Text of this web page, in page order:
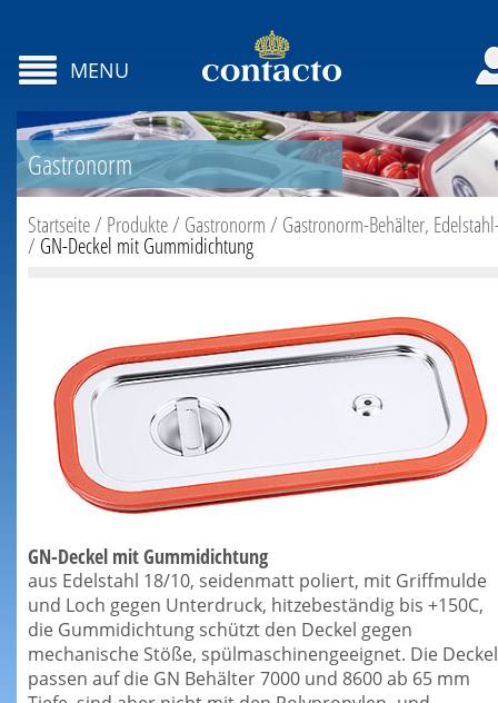
MENU
Gastronorm
Startseite/ Produkte/ Gastronorm/ Gastronorm-Behälter,
/ GN-Deckel mit Gummidichtung
GN-Deckel mit Gummidichtung
aus Edelstahl 18/10, seidenmatt poliert, mit Griffmulde
und Loch gegen Unterdruck, hitzebeständig bis +150C,
die Gummidichtung schützt den Deckel gegen
mechanische Stöße, spülmaschinengeeignet. Die Deckel
passen auf die GN Behälter 7000 und 8600 ab 65 mm